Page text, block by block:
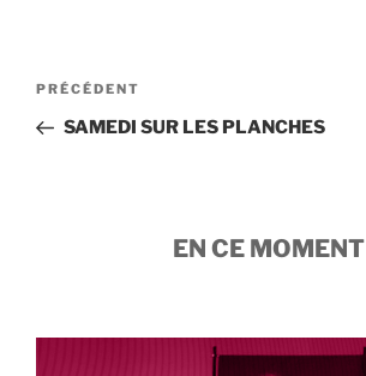
Navigation
l’article
Article
précédent
PRÉCÉDENT
SAMEDI SUR LES PLANCHES
EN CE MOMENT